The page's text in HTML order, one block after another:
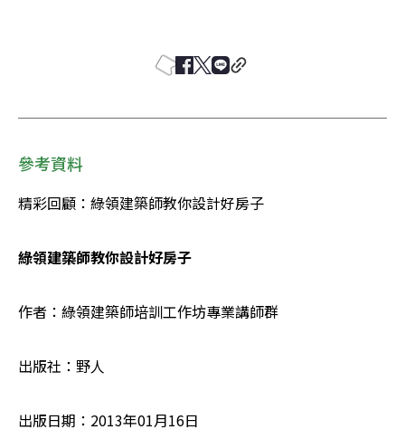
參考資料
精彩回顧：綠領建築師教你設計好房子
綠領建築師教你設計好房子
作者：綠領建築師培訓工作坊專業講師群
出版社：野人
出版日期：2013年01月16日